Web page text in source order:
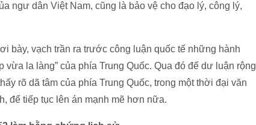
ngư dân Việt Nam, cũng là bảo vệ cho đạo lý, công lý,
bày, vạch trần ra trước công luận quốc tế những hành
la làng” của phía Trung Quốc. Qua đó để dư luận rộng
rõ dã tâm của phía Trung Quốc, trong một thời đại văn
để tiếp tục lên án mạnh mẽ hơn nữa.